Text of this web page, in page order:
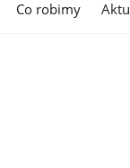
Co robimy